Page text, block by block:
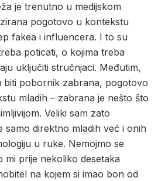
je trenutno u medijskom
pogotovo u kontekstu
fakea i influencera. I to su
poticati, o kojima treba
uključiti stručnjaci. Međutim,
biti pobornik zabrana, pogotovo
mladih – zabrana je nešto što
Veliki sam zato
samo direktno mladih već i onih
u ruke. Nemojmo se
mi prije nekoliko desetaka
na kojem si imao bon od